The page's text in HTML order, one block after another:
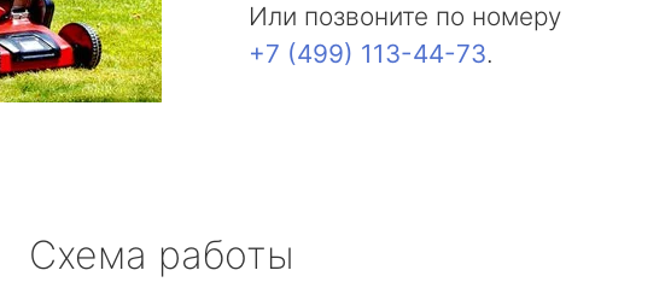
Или позвоните по номеру
+7 (499) 113-44-73.
Схема работы